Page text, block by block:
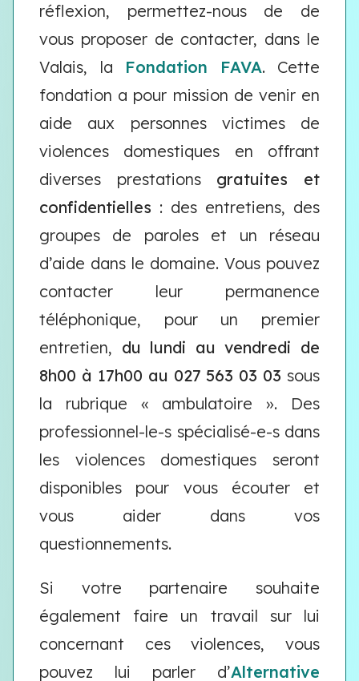
réflexion, permettez-nous de de
vous proposer de contacter, dans le
Valais, la Fondation FAVA. Cette
fondation a pour mission de venir en
aide aux personnes victimes de
violences domestiques en offrant
diverses prestations gratuites et
confidentielles : des entretiens, des
groupes de paroles et un réseau
d’aide dans le domaine. Vous pouvez
contacter leur permanence
téléphonique, pour un premier
entretien, du lundi au vendredi de
8h00 à 17h00 au 027 563 03 03 sous
la rubrique « ambulatoire ». Des
professionnel-le-s spécialisé-e-s dans
les violences domestiques seront
disponibles pour vous écouter et
vous aider dans vos
questionnements.
Si votre partenaire souhaite
également faire un travail sur lui
concernant ces violences, vous
pouvez lui parler d’Alternative